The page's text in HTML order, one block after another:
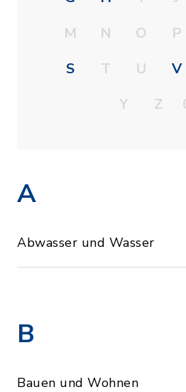
M
N O P
S
T U V
Y
Z
A
Abwasser und Wasser
B
Bauen und Wohnen